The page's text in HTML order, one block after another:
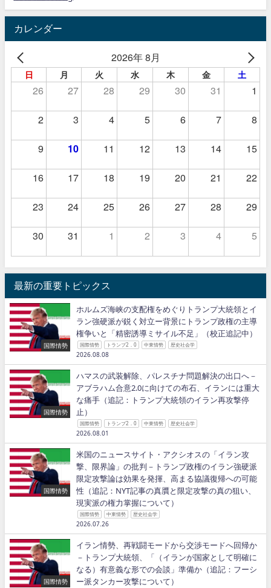
カレンダー
2026年 8月
日 月 火 水 木 金 土
26 27 28 29 30 31 1
2 3 4 5 6 7 8
9 10 11 12 13 14 15
16 17 18 19 20 21 22
23 24 25 26 27 28 29
30 31 1 2 3 4 5
最新の重要トピックス
国際情勢
ホルムズ海峡の支配権をめぐりトランプ大統領とイ
ラン強硬派が鋭く対立ー背景にトランプ政権の主導
権争いと「精密誘導ミサイル不足」（校正追記中）
国際情勢 トランプ2．0 中東情勢 歴史社会学
2026.08.08
国際情勢
ハマスの武装解除、パレスチナ問題解決の出口へ－
アブラハム合意2.0に向けての布石、イランには重大
な痛手（追記：トランプ大統領のイラン再攻撃停
止）
国際情勢 トランプ2．0 中東情勢 歴史社会学
2026.08.01
国際情勢
米国のニュースサイト・アクシオスの「イラン攻
撃、限界論」の批判－トランプ政権のイラン強硬派
限定攻撃論は効果を発揮、高まる協議復帰への可能
性（追記：NYT記事の真贋と限定攻撃の真の狙い、
現実派の権力掌握について）
国際情勢 中東情勢 歴史社会学
2026.07.26
国際情勢
イラン情勢、再戦闘モードから交渉モードへ回帰か
－トランプ大統領、「（イランが国家として明確に
なる）有意義な形での会談」準備か（追記：フーシ
ー派タンカー攻撃について）